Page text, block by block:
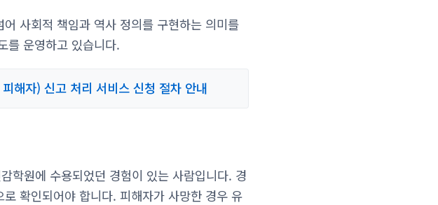
사회적 책임과 역사 정의를 구현하는 의미를
를 운영하고 있습니다.
해자) 신고 처리 서비스 신청 절차 안내
학원에 수용되었던 경험이 있는 사람입니다. 경
확인되어야 합니다. 피해자가 사망한 경우 유